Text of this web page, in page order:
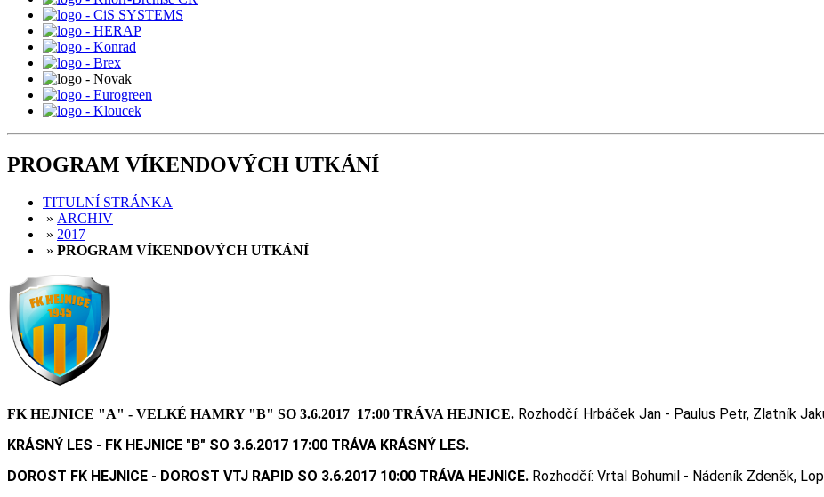
PROGRAM VÍKENDOVÝCH UTKÁNÍ
TITULNÍ STRÁNKA
» ARCHIV
» 2017
» PROGRAM VÍKENDOVÝCH UTKÁNÍ
FK HEJNICE "A" - VELKÉ HAMRY "B" SO 3.6.2017 17:00 TRÁVA HEJNICE. Rozhodčí: Hrbáček Jan - Paulus Petr, Zlatník
KRÁSNÝ LES - FK HEJNICE "B" SO 3.6.2017 17:00 TRÁVA KRÁSNÝ LES.
DOROST FK HEJNICE - DOROST VTJ RAPID SO 3.6.2017 10:00 TRÁVA HEJNICE. Rozhodčí: Vrtal Bohumil - Nádeník Zdeněk,